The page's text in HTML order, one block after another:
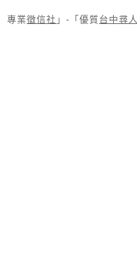
專業徵信社 」-「優質台中尋人